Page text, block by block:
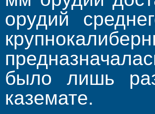
орудий
было лишь
каземате.